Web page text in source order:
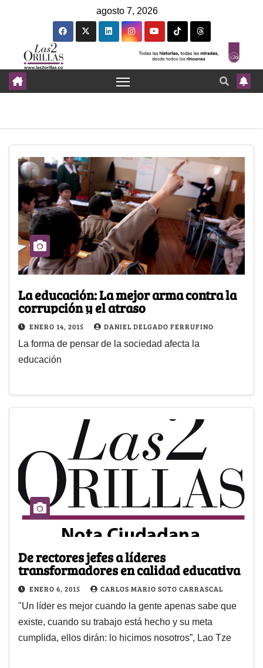
agosto 7, 2026
La educación: La mejor arma contra la
corrupción y el atraso
ENERO 14, 2015 DANIEL DELGADO FERRUFINO
La forma de pensar de la sociedad afecta la
educación
De rectores jefes a líderes
transformadores en calidad educativa
ENERO 6, 2015 CARLOS MARIO SOTO CARRASCAL
"Un líder es mejor cuando la gente apenas sabe que
existe, cuando su trabajo está hecho y su meta
cumplida, ellos dirán: lo hicimos nosotros”, Lao Tze